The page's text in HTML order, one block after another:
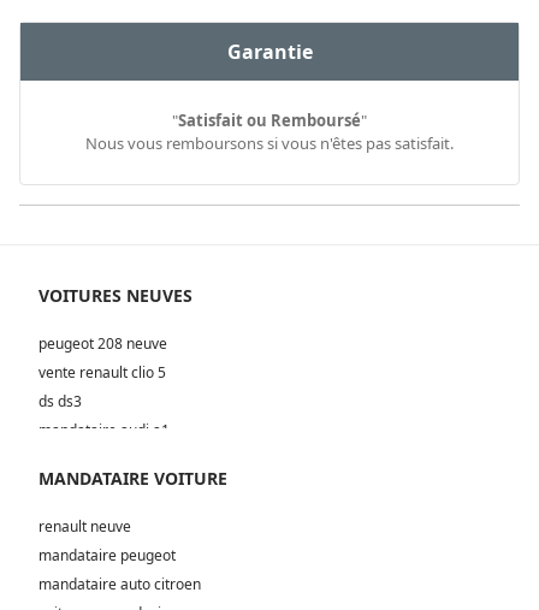
Garantie
"Satisfait ou Remboursé"
Nous vous remboursons si vous n'êtes pas satisfait.
VOITURES NEUVES
peugeot 208 neuve
vente renault clio 5
ds ds3
mandataire audi a1
MANDATAIRE VOITURE
renault neuve
mandataire peugeot
mandataire auto citroen